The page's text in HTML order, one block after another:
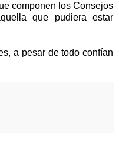
componen los Consejos
que pudiera estar
a pesar de todo confían